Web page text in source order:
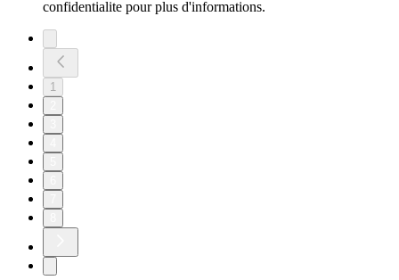
confidentialite pour plus d'informations.
1